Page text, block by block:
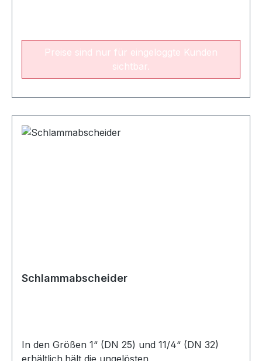
Preise sind nur für eingeloggte Kunden
sichtbar.
Schlammabscheider
In den Größen 1“ (DN 25) und 11/4“ (DN 32)